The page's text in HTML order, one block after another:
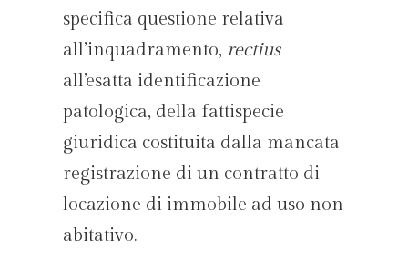
specifica questione relativa
all’inquadramento, rectius
all’esatta identificazione
patologica, della fattispecie
giuridica costituita dalla mancata
registrazione di un contratto di
locazione di immobile ad uso non
abitativo.